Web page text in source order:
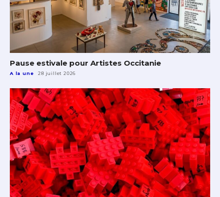
Pause estivale pour Artistes Occitanie
A la une 28 juillet 2026